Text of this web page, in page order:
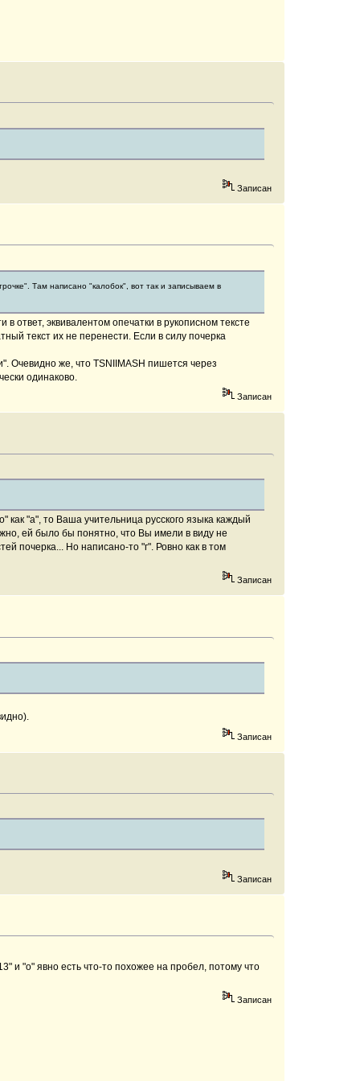
Записан
Там написано "калобок", вот так и записываем в
ответ, эквивалентом опечатки в рукописном тексте
текст их не перенести. Если в силу почерка
Очевидно же, что TSNIIMASH пишется через
одинаково.
Записан
"а", то Ваша учительница русского языка каждый
ей было бы понятно, что Вы имели в виду не
почерка... Но написано-то "г". Ровно как в том
Записан
Записан
Записан
и "о" явно есть что-то похожее на пробел, потому что
Записан